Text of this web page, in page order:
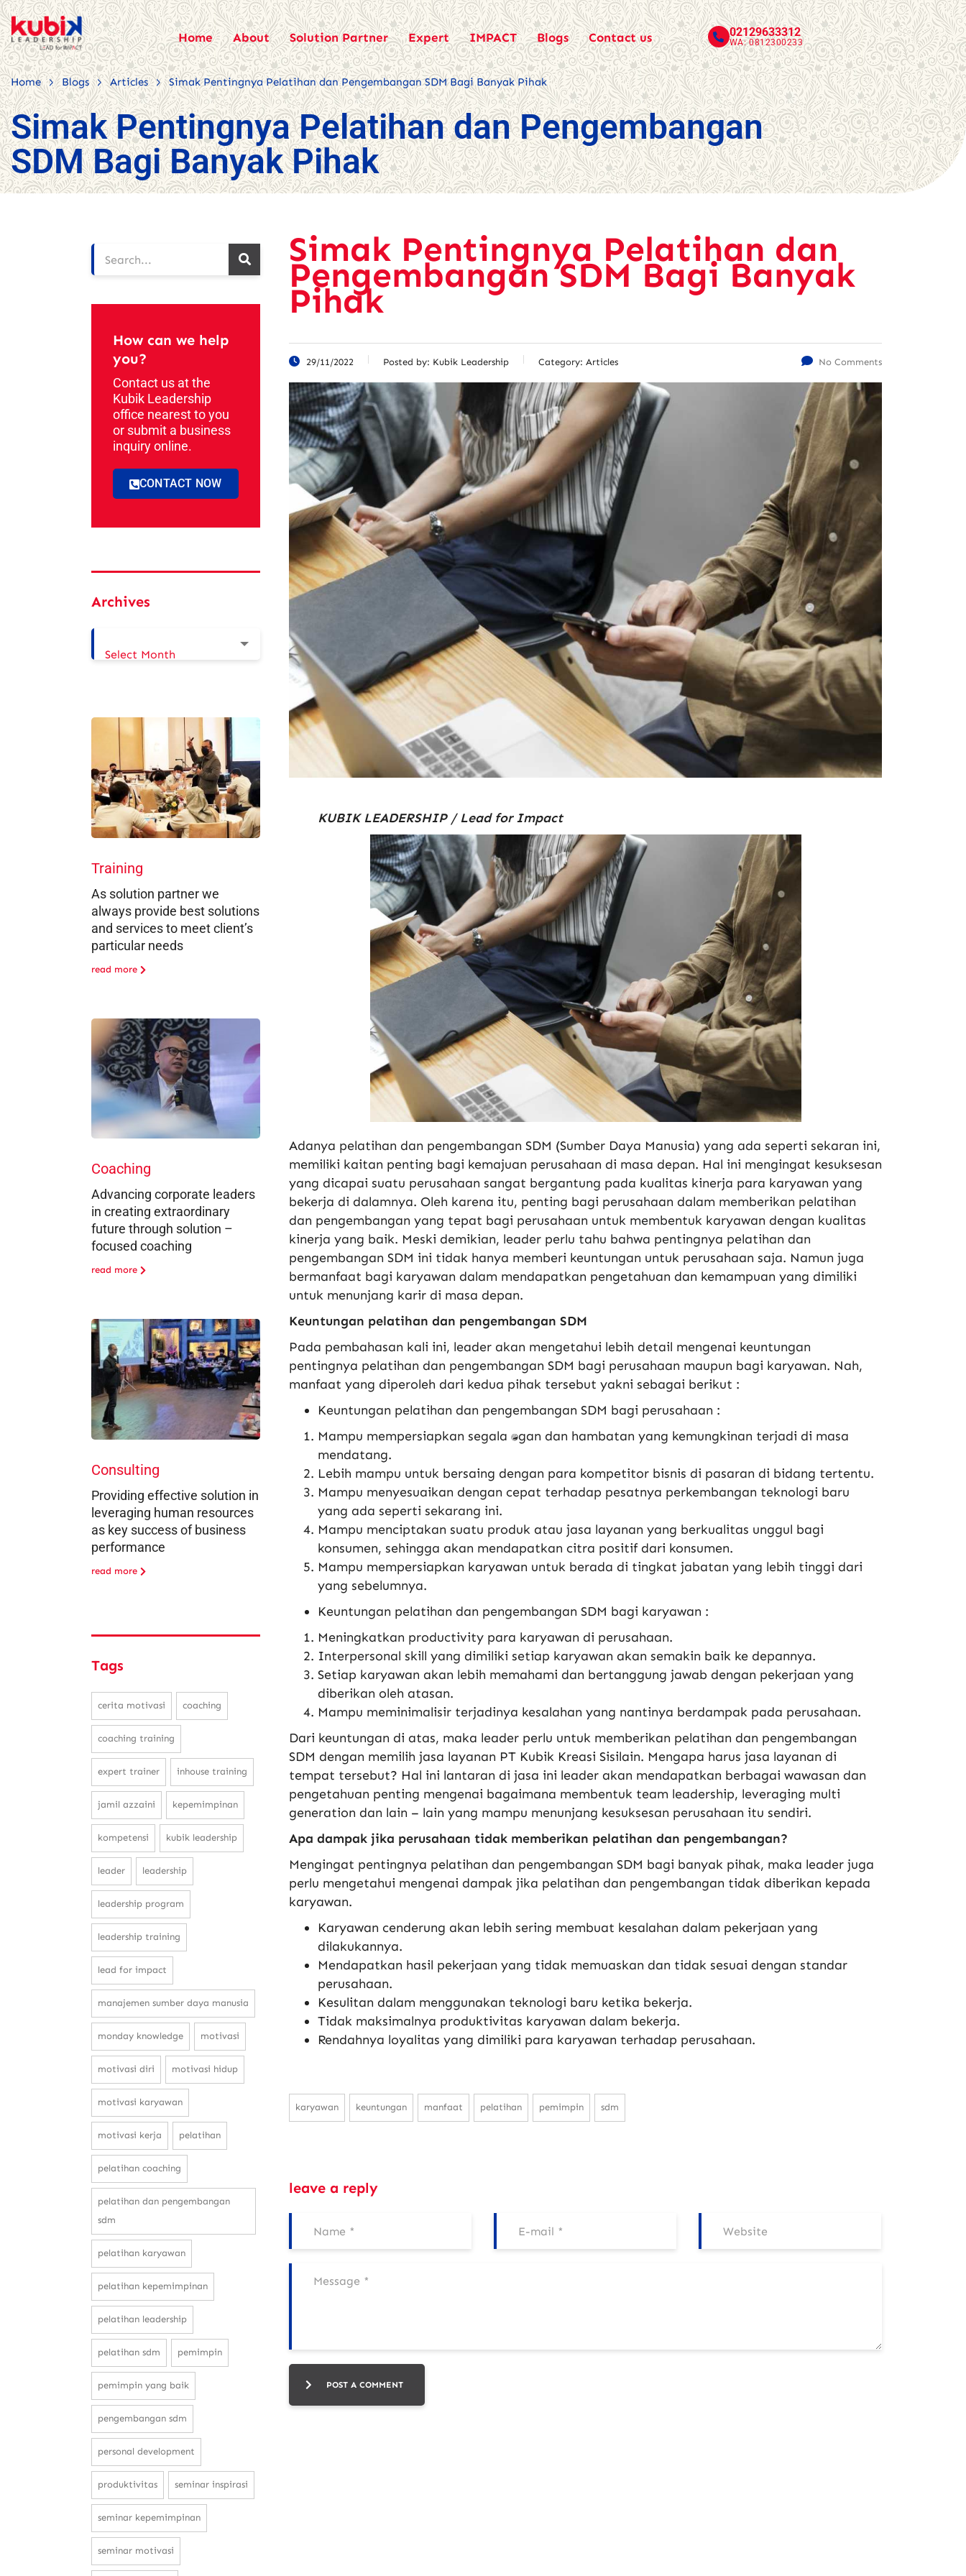
Home About Solution Partner Expert IMPACT Blogs Contact us 02129633312
WA: 0812300233
Home > Blogs > Articles > Simak Pentingnya Pelatihan dan Pengembangan SDM Bagi Banyak Pihak
Simak Pentingnya Pelatihan dan Pengembangan
SDM Bagi Banyak Pihak
Simak Pentingnya Pelatihan dan
Pengembangan SDM Bagi Banyak
Pihak
29/11/2022 Posted by: Kubik Leadership Category: Articles No Comments
KUBIK LEADERSHIP / Lead for Impact
Adanya pelatihan dan pengembangan SDM (Sumber Daya Manusia) yang ada seperti sekaran ini,
memiliki kaitan penting bagi kemajuan perusahaan di masa depan. Hal ini mengingat kesuksesan
yang dicapai suatu perusahaan sangat bergantung pada kualitas kinerja para karyawan yang
bekerja di dalamnya. Oleh karena itu, penting bagi perusahaan dalam memberikan pelatihan
dan pengembangan yang tepat bagi perusahaan untuk membentuk karyawan dengan kualitas
kinerja yang baik. Meski demikian, leader perlu tahu bahwa pentingnya pelatihan dan
pengembangan SDM ini tidak hanya memberi keuntungan untuk perusahaan saja. Namun juga
bermanfaat bagi karyawan dalam mendapatkan pengetahuan dan kemampuan yang dimiliki
untuk menunjang karir di masa depan.
Keuntungan pelatihan dan pengembangan SDM
Pada pembahasan kali ini, leader akan mengetahui lebih detail mengenai keuntungan
pentingnya pelatihan dan pengembangan SDM bagi perusahaan maupun bagi karyawan. Nah,
manfaat yang diperoleh dari kedua pihak tersebut yakni sebagai berikut :
Keuntungan pelatihan dan pengembangan SDM bagi perusahaan :
Mampu mempersiapkan segala tantangan dan hambatan yang kemungkinan terjadi di masa
mendatang.
Lebih mampu untuk bersaing dengan para kompetitor bisnis di pasaran di bidang tertentu.
Mampu menyesuaikan dengan cepat terhadap pesatnya perkembangan teknologi baru
yang ada seperti sekarang ini.
Mampu menciptakan suatu produk atau jasa layanan yang berkualitas unggul bagi
konsumen, sehingga akan mendapatkan citra positif dari konsumen.
Mampu mempersiapkan karyawan untuk berada di tingkat jabatan yang lebih tinggi dari
yang sebelumnya.
Keuntungan pelatihan dan pengembangan SDM bagi karyawan :
Meningkatkan productivity para karyawan di perusahaan.
Interpersonal skill yang dimiliki setiap karyawan akan semakin baik ke depannya.
Setiap karyawan akan lebih memahami dan bertanggung jawab dengan pekerjaan yang
diberikan oleh atasan.
Mampu meminimalisir terjadinya kesalahan yang nantinya berdampak pada perusahaan.
Dari keuntungan di atas, maka leader perlu untuk memberikan pelatihan dan pengembangan
SDM dengan memilih jasa layanan PT Kubik Kreasi Sisilain. Mengapa harus jasa layanan di
tempat tersebut? Hal ini lantaran di jasa ini leader akan mendapatkan berbagai wawasan dan
pengetahuan penting mengenai bagaimana membentuk team leadership, leveraging multi
generation dan lain – lain yang mampu menunjang kesuksesan perusahaan itu sendiri.
Apa dampak jika perusahaan tidak memberikan pelatihan dan pengembangan?
Mengingat pentingnya pelatihan dan pengembangan SDM bagi banyak pihak, maka leader juga
perlu mengetahui mengenai dampak jika pelatihan dan pengembangan tidak diberikan kepada
karyawan.
Karyawan cenderung akan lebih sering membuat kesalahan dalam pekerjaan yang
dilakukannya.
Mendapatkan hasil pekerjaan yang tidak memuaskan dan tidak sesuai dengan standar
perusahaan.
Kesulitan dalam menggunakan teknologi baru ketika bekerja.
Tidak maksimalnya produktivitas karyawan dalam bekerja.
Rendahnya loyalitas yang dimiliki para karyawan terhadap perusahaan.
karyawan keuntungan manfaat pelatihan pemimpin sdm
leave a reply
POST A COMMENT
How can we help
you?
Contact us at the
Kubik Leadership
office nearest to you
or submit a business
inquiry online.
CONTACT NOW
Archives
Select Month
Training
As solution partner we
always provide best solutions
and services to meet client’s
particular needs
read more
Coaching
Advancing corporate leaders
in creating extraordinary
future through solution –
focused coaching
read more
Consulting
Providing effective solution in
leveraging human resources
as key success of business
performance
read more
Tags
cerita motivasi coaching
coaching training
expert trainer inhouse training
jamil azzaini kepemimpinan
kompetensi kubik leadership
leader leadership
leadership program
leadership training
lead for impact
manajemen sumber daya manusia
monday knowledge motivasi
motivasi diri motivasi hidup
motivasi karyawan
motivasi kerja pelatihan
pelatihan coaching
pelatihan dan pengembangan
sdm
pelatihan karyawan
pelatihan kepemimpinan
pelatihan leadership
pelatihan sdm pemimpin
pemimpin yang baik
pengembangan sdm
personal development
produktivitas seminar inspirasi
seminar kepemimpinan
seminar motivasi